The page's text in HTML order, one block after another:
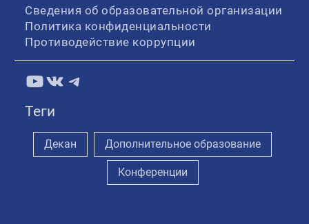
Сведения об образовательной организации
Политика конфиденциальности
Противодействие коррупции
YouTube
ВКонтакте
Telegram
Теги
Декан Дополнительное образование
Конференции